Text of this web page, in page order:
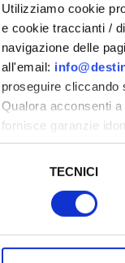
Utilizziamo cookie
e cookie traccianti /
navigazione delle
all'email:
proseguire cliccando
Qualora acconsenti
fornisce garanzie
sicurezza a Tutela
TECNICI